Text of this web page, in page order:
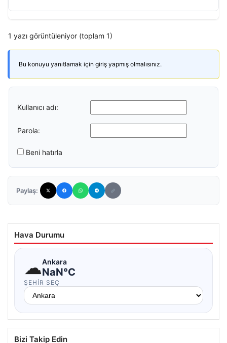
1 yazı görüntüleniyor (toplam 1)
Bu konuyu yanıtlamak için giriş yapmış olmalısınız.
Kullanıcı adı:
Parola:
Beni hatırla
Paylaş:
Hava Durumu
☁Ankara
NaN°C
ŞEHIR SEÇ
Bizi Takip Edin